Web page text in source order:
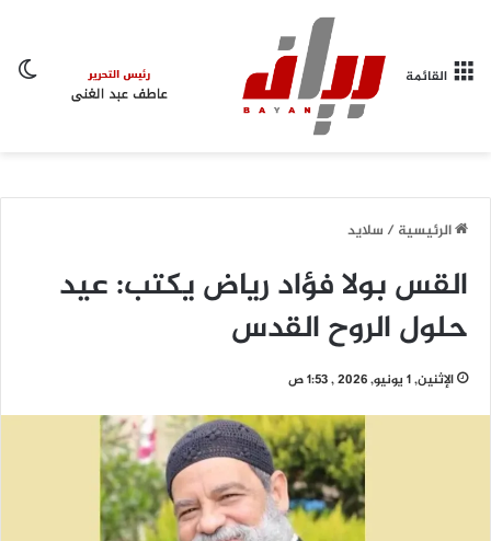
القائمة
الرئيسية/ سلايد
القس بولا فؤاد رياض يكتب: عيد
حلول الروح القدس
الإثنين, 1 يونيو, 2026 , 1:53 ص